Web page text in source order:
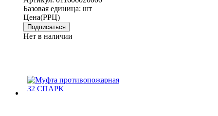
Базовая единица: шт
Цена(РРЦ)
Подписаться
Нет в наличии